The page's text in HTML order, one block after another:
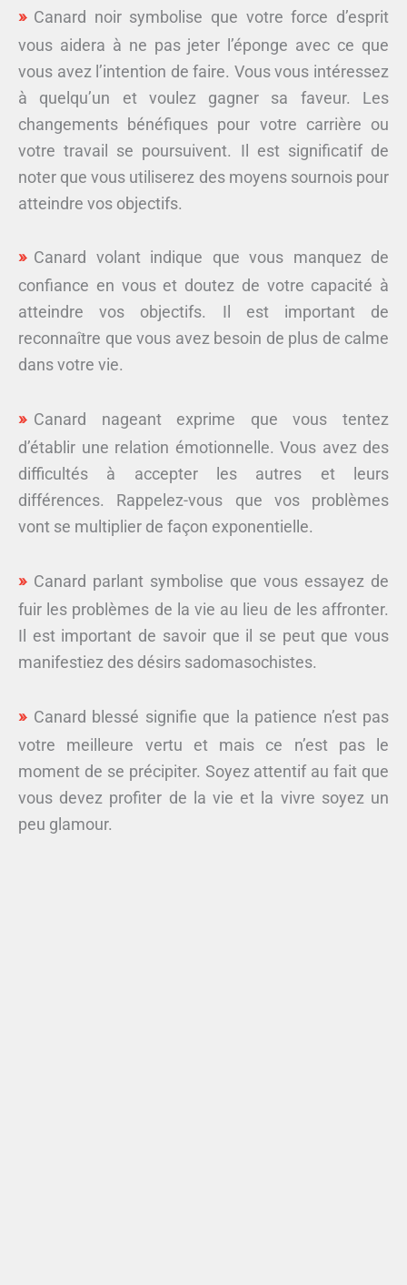
Canard noir symbolise que votre force d’esprit
vous aidera à ne pas jeter l’éponge avec ce que
vous avez l’intention de faire. Vous vous intéressez
à quelqu’un et voulez gagner sa faveur. Les
changements bénéfiques pour votre carrière ou
votre travail se poursuivent. Il est significatif de
noter que vous utiliserez des moyens sournois pour
atteindre vos objectifs.
Canard volant indique que vous manquez de
confiance en vous et doutez de votre capacité à
atteindre vos objectifs. Il est important de
reconnaître que vous avez besoin de plus de calme
dans votre vie.
Canard nageant exprime que vous tentez
d’établir une relation émotionnelle. Vous avez des
difficultés à accepter les autres et leurs
différences. Rappelez-vous que vos problèmes
vont se multiplier de façon exponentielle.
Canard parlant symbolise que vous essayez de
fuir les problèmes de la vie au lieu de les affronter.
Il est important de savoir que il se peut que vous
manifestiez des désirs sadomasochistes.
Canard blessé signifie que la patience n’est pas
votre meilleure vertu et mais ce n’est pas le
moment de se précipiter. Soyez attentif au fait que
vous devez profiter de la vie et la vivre soyez un
peu glamour.